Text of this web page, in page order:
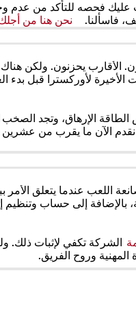
فحصه للتأكد من عدم
فاسألنا.
نحن هنا من
الأقارب يحزنون. ولكن
لأوركسترا قبل بدء
الإرهاق، وتجد الصخب
نقدم الآن ما يقرب من
اللعب عندما يتعلق
بالإضافة إلى حساب
(يفتح
في
علامة
الشركة تكفي لإثبات ذلك.
وروح الفريق.